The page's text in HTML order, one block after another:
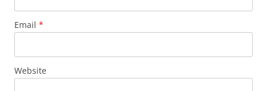
Email *
Website